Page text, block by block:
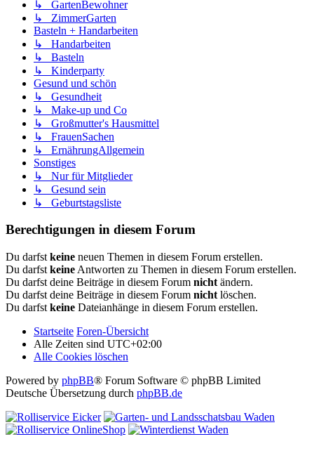
↳ GartenBewohner
↳ ZimmerGarten
Basteln + Handarbeiten
↳ Handarbeiten
↳ Basteln
↳ Kinderparty
Gesund und schön
↳ Gesundheit
↳ Make-up und Co
↳ Großmutter's Hausmittel
↳ FrauenSachen
↳ ErnährungAllgemein
Sonstiges
↳ Nur für Mitglieder
↳ Gesund sein
↳ Geburtstagsliste
Berechtigungen in diesem Forum
Du darfst keine neuen Themen in diesem Forum erstellen.
Du darfst keine Antworten zu Themen in diesem Forum erstellen.
Du darfst deine Beiträge in diesem Forum nicht ändern.
Du darfst deine Beiträge in diesem Forum nicht löschen.
Du darfst keine Dateianhänge in diesem Forum erstellen.
Startseite Foren-Übersicht
Alle Zeiten sind UTC+02:00
Alle Cookies löschen
Powered by phpBB® Forum Software © phpBB Limited
Deutsche Übersetzung durch phpBB.de